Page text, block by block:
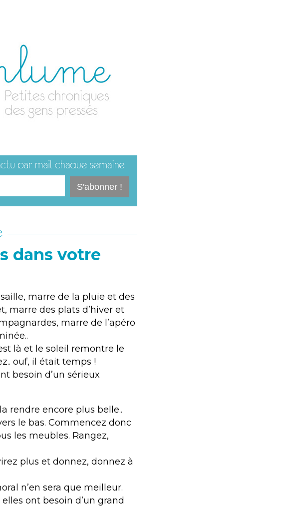
dans votre
marre de la pluie et des
marre des plats d’hiver et
marre de l’apéro
là et le soleil remontre le
ouf, il était temps !
besoin d’un sérieux
rendre encore plus belle..
le bas. Commencez donc
les meubles. Rangez,
plus et donnez, donnez à
n’en sera que meilleur.
ont besoin d’un grand